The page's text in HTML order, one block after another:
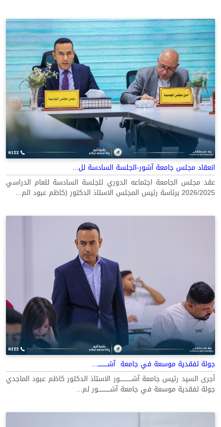
انعقاد مجلس جامعة آشور-الجلسة السادسة لل...
عقد مجلس الجامعة اجتماعه الدوري للجلسة السادسة للعام الدراسي
2026/2025 برئاسة رئيس المجلس الاستاذ الدكتور (كاظم عبود الم...
جولة تفقدية موسعة في جامعة آشــــــــــ...
أجرى السيد رئيس جامعة آشــــــــــــور الاستاذ الدكتور كاظم عبود الماجدي
جولة تفقدية موسعة في جامعة آشــــــــــــور لم...